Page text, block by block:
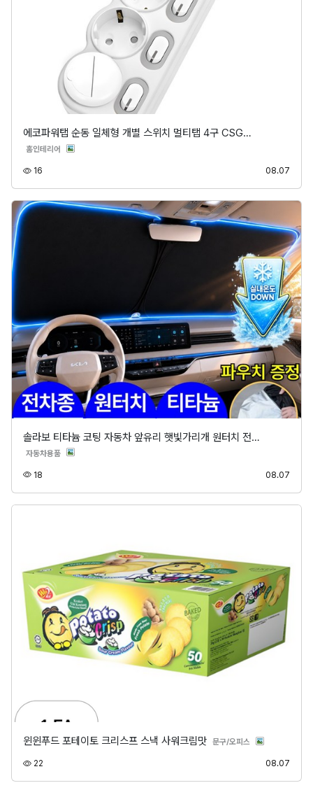
에코파워탭 순동 일체형 개별 스위치 멀티탭 4구 CSG…
홈인테리어 분류
16 08.07
솔라보 티타늄 코팅 자동차 앞유리 햇빛가리개 원터치 전…
자동차용품분류
18 08.07
윈윈푸드 포테이토 크리스프 스낵 사워크림맛 문구/오피스 분류
22 08.07